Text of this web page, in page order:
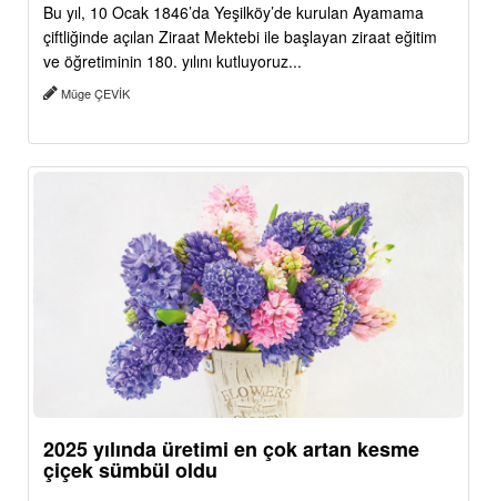
Bu yıl, 10 Ocak 1846’da Yeşilköy’de kurulan Ayamama
çiftliğinde açılan Ziraat Mektebi ile başlayan ziraat eğitim
ve öğretiminin 180. yılını kutluyoruz...
Müge ÇEVİK
2025 yılında üretimi en çok artan kesme
çiçek sümbül oldu